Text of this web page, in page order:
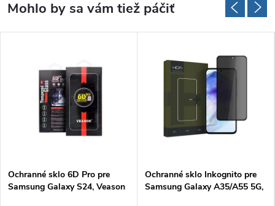
Ochranné sklo 6D Pro pre
Samsung Galaxy S24, Veason
Ochranné sklo Inkognito pre
Samsung Galaxy A35/A55 5G,